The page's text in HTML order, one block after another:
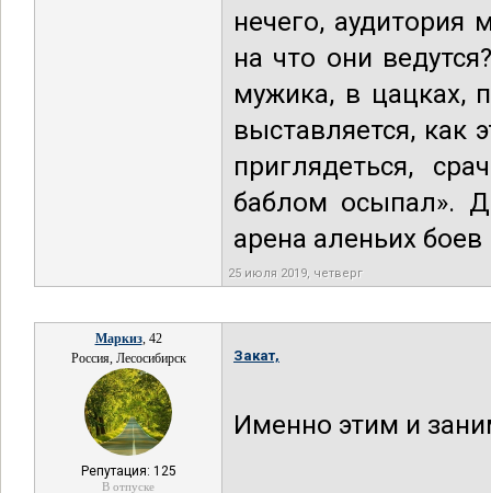
нечего, аудитория
на что они
мужика, в цацках,
выставляется, как
приглядеться,
баблом осыпал».
арена аленьих
25 июля 2019, четверг
Маркиз, 42
Россия, Лесосибирск
Репутация: 125
В отпуске
Закат,
Именно этим и